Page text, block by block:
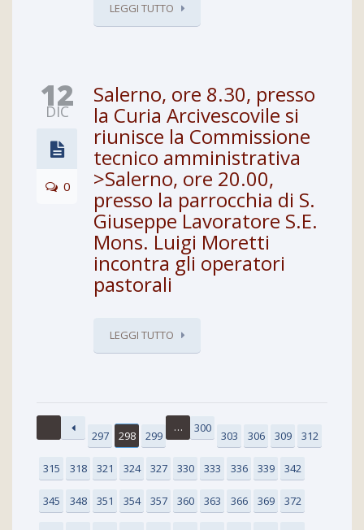
LEGGI TUTTO
12
DIC
0
Salerno, ore 8.30, presso
la Curia Arcivescovile si
riunisce la Commissione
tecnico amministrativa
>Salerno, ore 20.00,
presso la parrocchia di S.
Giuseppe Lavoratore S.E.
Mons. Luigi Moretti
incontra gli operatori
pastorali
LEGGI TUTTO
297 298 299
… 300
303 306 309 312
315 318 321 324 327 330 333 336 339 342
345 348 351 354 357 360 363 366 369 372